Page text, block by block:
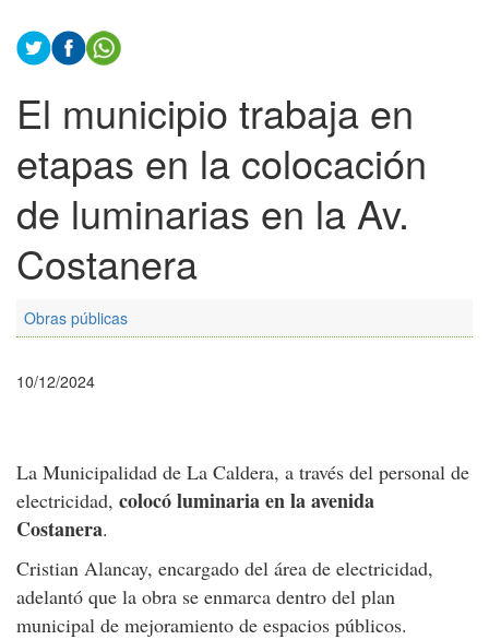
El municipio trabaja en
etapas en la colocación
de luminarias en la Av.
Costanera
Obras públicas
10/12/2024
La Municipalidad de La Caldera, a través del personal de
electricidad, colocó luminaria en la avenida
Costanera.
Cristian Alancay, encargado del área de electricidad,
adelantó que la obra se enmarca dentro del plan
municipal de mejoramiento de espacios públicos.